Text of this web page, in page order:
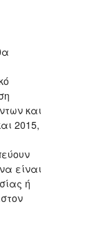
και
2015,
είναι
ή